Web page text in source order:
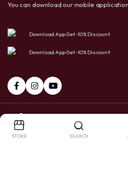
You can download our mobile
Download App Get -10% Discount
Download App Get -10% Discount
STORE SEARCH